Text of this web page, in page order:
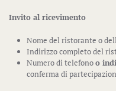
Invito al ricevimento
Nome del ristorante o
Indirizzo completo del
Numero di telefonoo
conferma di